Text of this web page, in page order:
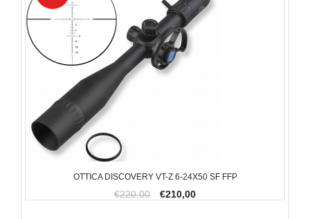
OTTICA DISCOVERY VT-Z 6-24X50 SF FFP
€220,00 €210,00